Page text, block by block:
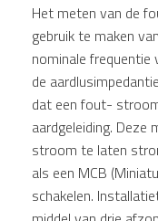
Het meten van de
gebruik te maken
nominale frequentie
de
dat een fout-
aardgeleiding. Deze
stroom te laten
als een MCB
schakelen.